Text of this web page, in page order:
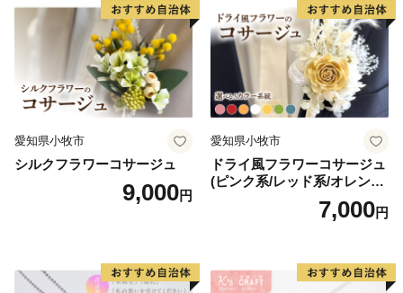
愛知県小牧市
シルクフラワーコサージュ
9,000円
愛知県小牧市
ドライ風フラワーコサージュ
(ピンク系/レッド系/オレンジ
系/ホワイト系/イエロー系/グ
リーン系/ブルー系）7,000円